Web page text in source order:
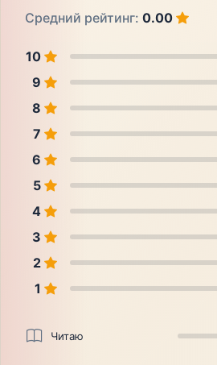
Средний рейтинг: 0.00
10
9
8
7
6
5
4
3
2
1
Читаю